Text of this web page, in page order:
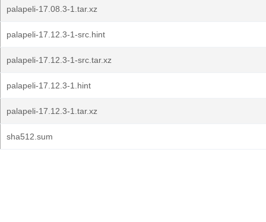
palapeli-17.08.3-1.tar.xz
palapeli-17.12.3-1-src.hint
palapeli-17.12.3-1-src.tar.xz
palapeli-17.12.3-1.hint
palapeli-17.12.3-1.tar.xz
sha512.sum